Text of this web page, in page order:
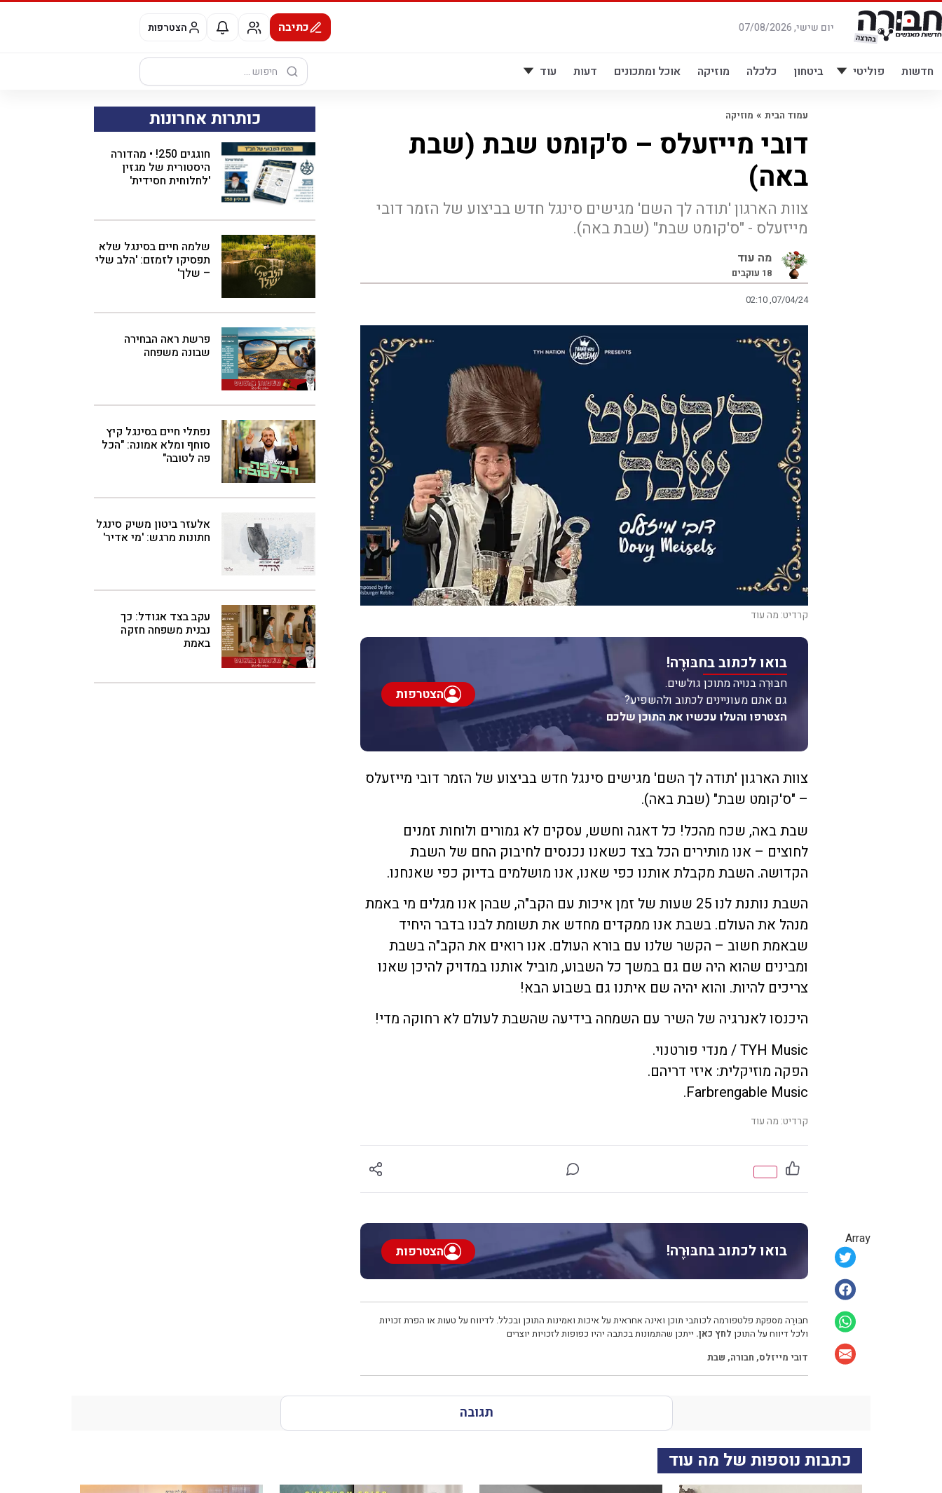
דלג
לתוכן
יום שישי, 07/08/2026 כתיבה הצטרפות
חדשות פוליטי ביטחון כלכלה מוזיקה אוכל ומתכונים דעות עוד
חיפוש:
Array
עמוד הבית » מוזיקה
דובי מייזעלס – ס'קומט שבת (שבת
באה)
צוות הארגון 'תודה לך השם' מגישים סינגל חדש בביצוע של הזמר דובי
מייזעלס - "ס'קומט שבת" (שבת באה).
מה עוד
18 עוקבים
02:10 ,07/04/24
קרדיט: מה עוד
בואו לכתוב בחבּוּרֶה!
חבּוּרֶה בנויה מתוכן גולשים.
גם אתם מעוניינים לכתוב ולהשפיע?
הצטרפו והעלו עכשיו את התוכן שלכם
הצטרפות
צוות הארגון 'תודה לך השם' מגישים סינגל חדש בביצוע של הזמר דובי מייזעלס
– "ס'קומט שבת" (שבת באה).
שבת באה, שכח מהכל! כל דאגה וחשש, עסקים לא גמורים ולוחות זמנים
לחוצים – אנו מותירים הכל בצד כשאנו נכנסים לחיבוק החם של השבת
הקדושה. השבת מקבלת אותנו כפי שאנו, אנו מושלמים בדיוק כפי שאנחנו.
השבת נותנת לנו 25 שעות של זמן איכות עם הקב"ה, שבהן אנו מגלים מי באמת
מנהל את העולם. בשבת אנו ממקדים מחדש את תשומת לבנו בדבר היחיד
שבאמת חשוב – הקשר שלנו עם בורא העולם. אנו רואים את הקב"ה בשבת
ומבינים שהוא היה שם גם במשך כל השבוע, מוביל אותנו במדויק להיכן שאנו
צריכים להיות. והוא יהיה שם איתנו גם בשבוע הבא!
היכנסו לאנרגיה של השיר עם השמחה בידיעה שהשבת לעולם לא רחוקה מדי!
TYH Music / מנדי פורטנוי.
הפקה מוזיקלית: איזי דריהם.
Farbrengable Music.
קרדיט: מה עוד
בואו לכתוב בחבּוּרֶה! הצטרפות
חבּוּרֶה מספקת פלטפורמה לכותבי תוכן ואינה אחראית על איכות ואמינות התוכן ובכלל. לדיווח על טעות או הפרת זכויות
ולכל דיווח על התוכן לחץ כאן. ייתכן שהתמונות בכתבה יהיו כפופות לזכויות יוצרים
דובי מייזלס, חבורה, שבת
כותרות אחרונות
חוגגים 250! • מהדורה
היסטורית של מגזין
'לחלוחית חסידית'
שלמה חיים בסינגל שלא
תפסיקו לזמזם: 'הלב שלי
– שלך'
פרשת ראה הבחירה
שבונה משפחה
נפתלי חיים בסינגל קיץ
סוחף ומלא אמונה: "הכל
פה לטובה"
אלעזר ביטון משיק סינגל
חתונות מרגש: 'מי אדיר'
עקב בצד אגודל: כך
נבנית משפחה חזקה
באמת
תגובה
כתבות נוספות של מה עוד